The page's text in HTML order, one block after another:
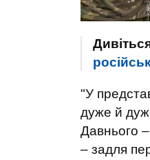
"У
дуже й
Давнього
– задля